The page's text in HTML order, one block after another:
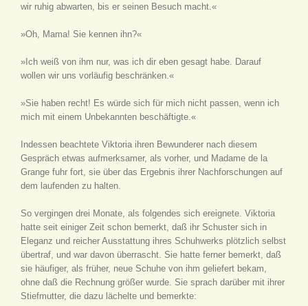
wir ruhig abwarten, bis er seinen Besuch macht.«
»Oh, Mama! Sie kennen ihn?«
»Ich weiß von ihm nur, was ich dir eben gesagt habe. Darauf
wollen wir uns vorläufig beschränken.«
»Sie haben recht! Es würde sich für mich nicht passen, wenn ich
mich mit einem Unbekannten beschäftigte.«
Indessen beachtete Viktoria ihren Bewunderer nach diesem
Gespräch etwas aufmerksamer, als vorher, und Madame de la
Grange fuhr fort, sie über das Ergebnis ihrer Nachforschungen auf
dem laufenden zu halten.
So vergingen drei Monate, als folgendes sich ereignete. Viktoria
hatte seit einiger Zeit schon bemerkt, daß ihr Schuster sich in
Eleganz und reicher Ausstattung ihres Schuhwerks plötzlich selbst
übertraf, und war davon überrascht. Sie hatte ferner bemerkt, daß
sie häufiger, als früher, neue Schuhe von ihm geliefert bekam,
ohne daß die Rechnung größer wurde. Sie sprach darüber mit ihrer
Stiefmutter, die dazu lächelte und bemerkte: